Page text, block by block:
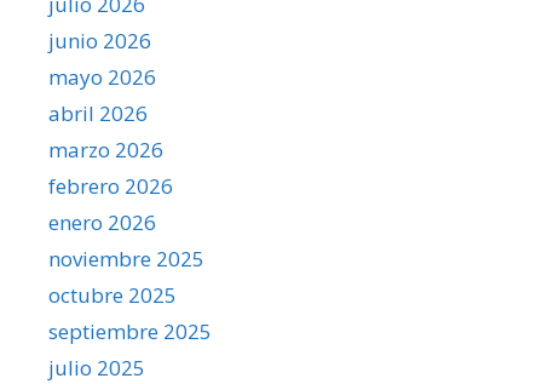
junio 2026
mayo 2026
abril 2026
marzo 2026
febrero 2026
enero 2026
noviembre 2025
octubre 2025
septiembre 2025
julio 2025